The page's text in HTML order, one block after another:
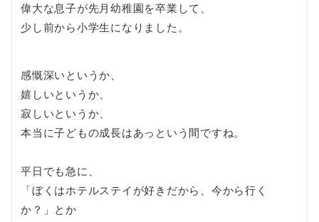
偉大な息子が先月幼稚園を卒業して、
少し前から小学生になりました。
感慨深いというか、
嬉しいというか、
寂しいというか、
本当に子どもの成長はあっという間ですね。
平日でも急に、
「ぼくはホテルステイが好きだから、今から行く
か？」とか